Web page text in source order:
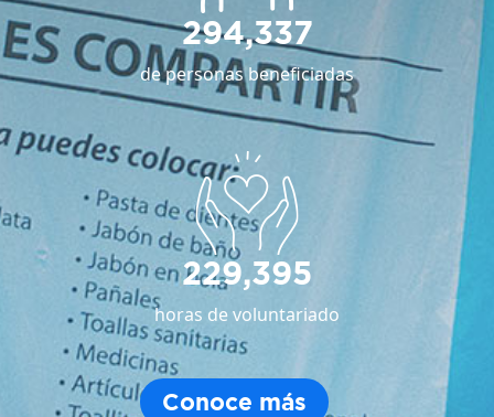
294,337
de personas beneficiadas
229,395
horas de voluntariado
Conoce más